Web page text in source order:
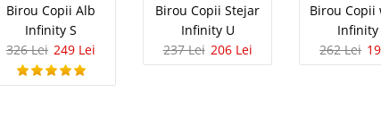
Birou Copii Alb
Infinity S
326 Lei 249 Lei
Birou Copii Stejar
Infinity U
237 Lei 206 Lei
Birou Copii
Infinity
262 Lei